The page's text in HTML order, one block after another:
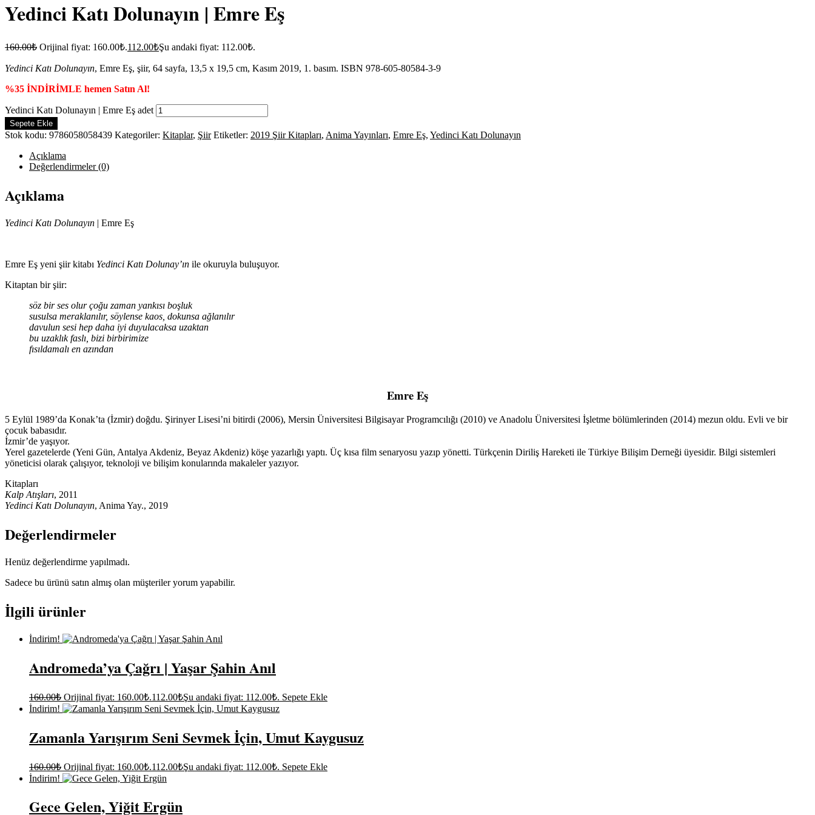
Yedinci Katı Dolunayın | Emre Eş
160.00₺ Orijinal fiyat: 160.00₺.112.00₺Şu andaki fiyat: 112.00₺.
Yedinci Katı Dolunayın, Emre Eş, şiir, 64 sayfa, 13,5 x 19,5 cm, Kasım 2019, 1. basım. ISBN 978-605-80584-3-9
%35 İNDİRİMLE hemen Satın Al!
Yedinci Katı Dolunayın | Emre Eş adet
Sepete Ekle
Stok kodu: 9786058058439 Kategoriler: Kitaplar, Şiir Etiketler: 2019 Şiir Kitapları, Anima Yayınları, Emre Eş, Yedinci Katı Dolunayın
Açıklama
Değerlendirmeler (0)
Açıklama
Yedinci Katı Dolunayın | Emre Eş
Emre Eş yeni şiir kitabı Yedinci Katı Dolunay’ın ile okuruyla buluşuyor.
Kitaptan bir şiir:
söz bir ses olur çoğu zaman yankısı boşluk
susulsa meraklanılır, söylense kaos, dokunsa ağlanılır
davulun sesi hep daha iyi duyulacaksa uzaktan
bu uzaklık faslı, bizi birbirimize
fısıldamalı en azından
Emre Eş
5 Eylül 1989’da Konak’ta (İzmir) doğdu. Şirinyer Lisesi’ni bitirdi (2006), Mersin Üniversitesi Bilgisayar Programcılığı (2010) ve Anadolu Üniversitesi İşletme bölümlerinden (2014) mezun oldu. Evli ve bir
çocuk babasıdır.
İzmir’de yaşıyor.
Yerel gazetelerde (Yeni Gün, Antalya Akdeniz, Beyaz Akdeniz) köşe yazarlığı yaptı. Üç kısa film senaryosu yazıp yönetti. Türkçenin Diriliş Hareketi ile Türkiye Bilişim Derneği üyesidir. Bilgi sistemleri
yöneticisi olarak çalışıyor, teknoloji ve bilişim konularında makaleler yazıyor.
Kitapları
Kalp Atışları, 2011
Yedinci Katı Dolunayın, Anima Yay., 2019
Değerlendirmeler
Henüz değerlendirme yapılmadı.
Sadece bu ürünü satın almış olan müşteriler yorum yapabilir.
İlgili ürünler
İndirim!
Andromeda’ya Çağrı | Yaşar Şahin Anıl
160.00₺ Orijinal fiyat: 160.00₺.112.00₺Şu andaki fiyat: 112.00₺. Sepete Ekle
İndirim!
Zamanla Yarışırım Seni Sevmek İçin, Umut Kaygusuz
160.00₺ Orijinal fiyat: 160.00₺.112.00₺Şu andaki fiyat: 112.00₺. Sepete Ekle
İndirim!
Gece Gelen, Yiğit Ergün